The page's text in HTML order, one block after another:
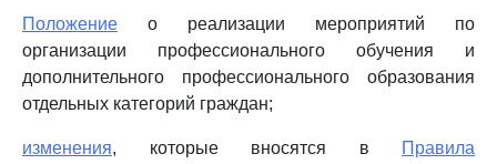
Положение о реализации мероприятий по
организации профессионального обучения и
дополнительного профессионального образования
отдельных категорий граждан;
изменения, которые вносятся в
Правила